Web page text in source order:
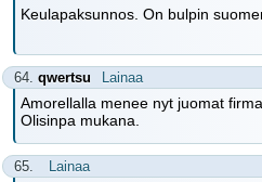
Keulapaksunnos. On bulpin
64. qwertsu Lainaa
Amorellalla menee nyt juomat
Olisinpa mukana.
65. Lainaa